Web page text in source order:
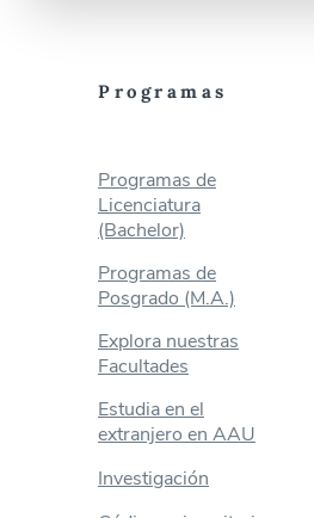
Programas
Programas de
Licenciatura
(Bachelor)
Programas de
Posgrado (M.A.)
Explora nuestras
Facultades
Estudia en el
extranjero en AAU
Investigación